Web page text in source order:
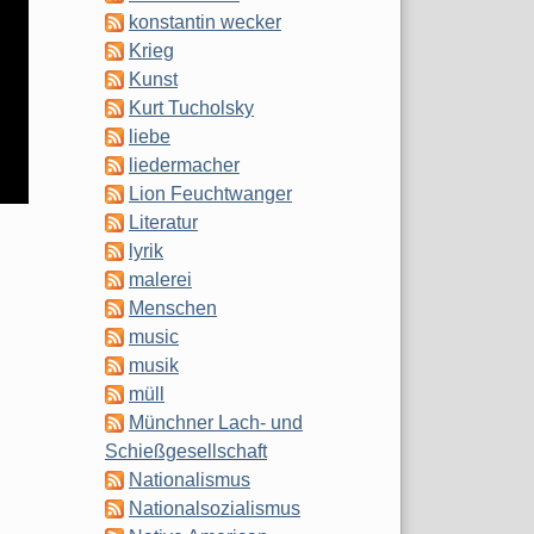
konstantin wecker
Krieg
Kunst
Kurt Tucholsky
liebe
liedermacher
Lion Feuchtwanger
Literatur
lyrik
malerei
Menschen
music
musik
müll
Münchner Lach- und
Schießgesellschaft
Nationalismus
Nationalsozialismus